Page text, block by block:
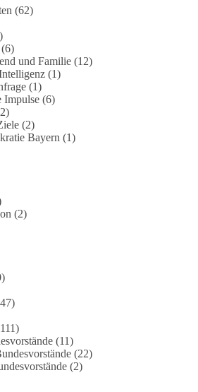
kein Erfolg, sondern ein teures,
Dies belegt eine Auswertung der
den Strom nicht billiger,
der-andere-blick/fehlschlag-
trotz-rekordausbau-von-
strom-erzeugt-ld.10006607
Energiepreise und
meint der Demokratie-
mitgestalten:
#strompreise
Auf Facebook ansehen
(62)
(6)
und Familie (12)
(1)
(1)
Impulse (6)
(2)
Bayern (1)
(2)
(11)
(22)
(2)